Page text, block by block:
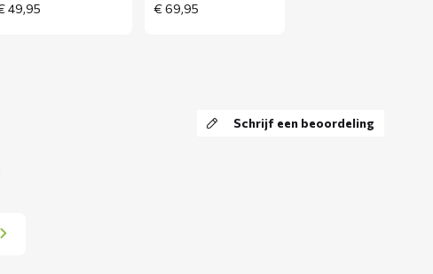
49,95 €69,95
Schrijf een beoordeling